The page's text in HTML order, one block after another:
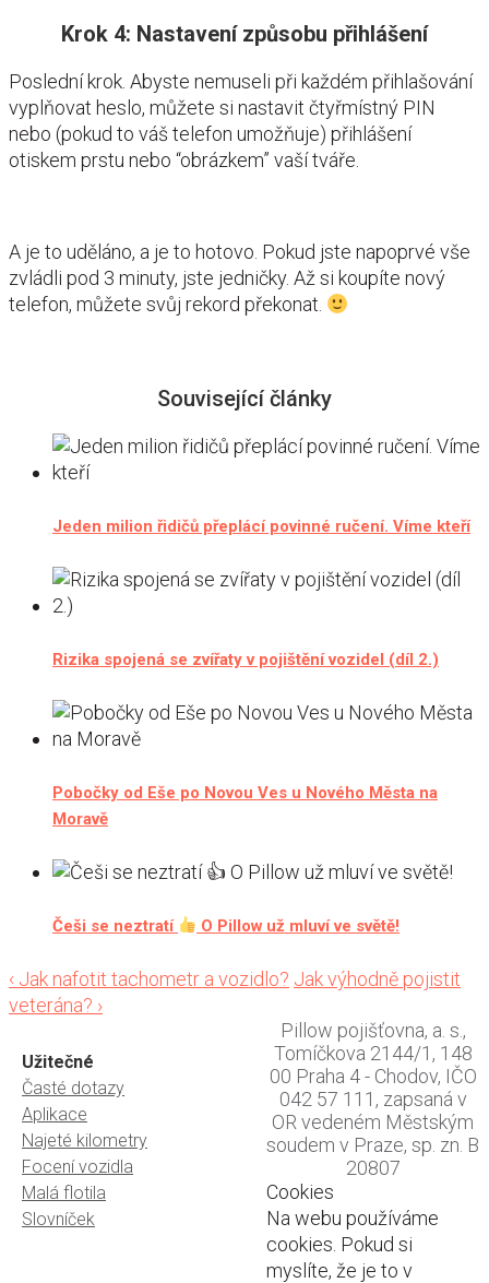
Krok 4: Nastavení způsobu přihlášení
Poslední krok. Abyste nemuseli při každém přihlašování
vyplňovat heslo, můžete si nastavit čtyřmístný PIN
nebo (pokud to váš telefon umožňuje) přihlášení
otiskem prstu nebo “obrázkem” vaší tváře.
A je to uděláno, a je to hotovo. Pokud jste napoprvé vše
zvládli pod 3 minuty, jste jedničky. Až si koupíte nový
telefon, můžete svůj rekord překonat.
Související články
Jeden milion řidičů přeplácí povinné ručení. Víme kteří
Rizika spojená se zvířaty v pojištění vozidel (díl 2.)
Pobočky od Eše po Novou Ves u Nového Města na
Moravě
Češi se neztratí O Pillow už mluví ve světě!
Post
‹ Jak nafotit tachometr a vozidlo? Jak výhodně pojistit
veterána? ›
Užitečné
Časté dotazy
Aplikace
Najeté kilometry
Focení vozidla
Malá flotila
Slovníček
Pillow pojišťovna, a. s.,
Tomíčkova 2144/1, 148
00 Praha 4 - Chodov, IČO
042 57 111, zapsaná v
OR vedeném Městským
soudem v Praze, sp. zn. B
20807
Cookies
Na webu používáme
cookies. Pokud si
myslíte, že je to v